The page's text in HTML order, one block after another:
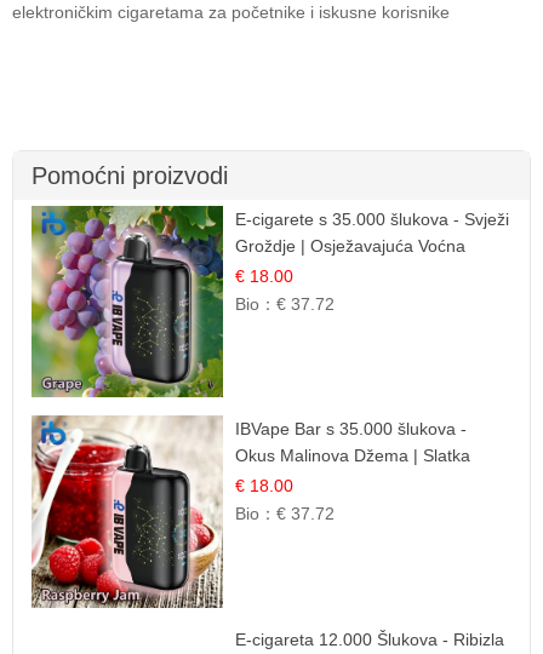
elektroničkim cigaretama za početnike i iskusne korisnike
Pomoćni proizvodi
E-cigarete s 35.000 šlukova - Svježi
Groždje | Osježavajuća Voćna
Aroma
€ 18.00
Bio：€ 37.72
IBVape Bar s 35.000 šlukova -
Okus Malinova Džema | Slatka
Voćna Aroma
€ 18.00
Bio：€ 37.72
E-cigareta 12.000 Šlukova - Ribizla